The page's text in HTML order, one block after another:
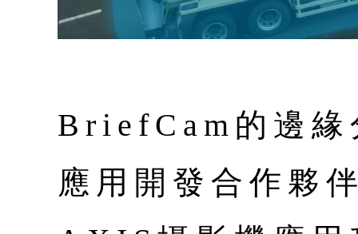
BriefCam的邊
應用開發合作夥